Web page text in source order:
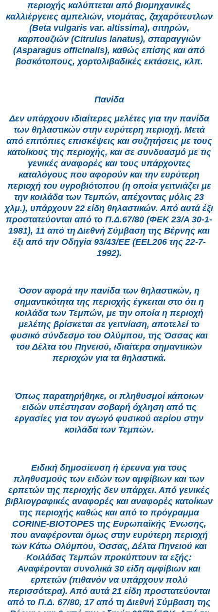
περιοχής καλύπτεται από βιομηχανικές
καλλιέργειες αμπελιών, ντομάτας, ζαχαρότευτλων
(Beta vulgaris var. altissima), σιτηρών,
καρπουζιών (Citrulus lanatus), σπαραγγιών
(Asparagus officinalis), καθώς επίσης και από
βοσκότοπους, χορτολιβαδικές εκτάσεις, κλπ.
Πανίδα
Δεν υπάρχουν ιδιαίτερες μελέτες για την πανίδα
των θηλαστικών στην ευρύτερη περιοχή. Μετά
από επιτόπιες επισκέψεις και συζητήσεις με τους
κατοίκους της περιοχής, και σε συνδυασμό με τις
γενικές αναφορές και τους υπάρχοντες
καταλόγους που αφορούν και την ευρύτερη
περιοχή του υγροβιότοπου (η οποία γειτνιάζει με
την κοιλάδα των Τεμπών, απέχοντας μόλις 23
χλμ.), υπάρχουν 22 είδη θηλαστικών. Από αυτά έξι
προστατεύονται από το Π.Δ.67/80 (ΦΕΚ 23/Α 30-1-
1981), 11 από τη Διεθνή Σύμβαση της Βέρνης και
έξι από την Οδηγία 93/43/ΕΕ (ΕΕL206 της 22-7-
1992).
Όσον αφορά την πανίδα των θηλαστικών, η
σημαντικότητα της περιοχής έγκειται στο ότι η
κοιλάδα των Τεμπών, με την οποία η περιοχή
μελέτης βρίσκεται σε γειτνίαση, αποτελεί το
φυσικό σύνδεσμο του Ολύμπου, της Όσσας και
του Δέλτα του Πηνειού, ιδιαίτερα σημαντικών
περιοχών για τα θηλαστικά.
Όπως παρατηρήθηκε, οι πληθυσμοί κάποιων
ειδών υπέστησαν σοβαρή όχληση από τις
εργασίες για τον αγωγό φυσικού αερίου στην
κοιλάδα των Τεμπών.
Ειδική δημοσίευση ή έρευνα για τους
πληθυσμούς των ειδών των αμφίβιων και των
ερπετών της περιοχής δεν υπάρχει. Από γενικές
βιβλιογραφικές αναφορές και αναφορές κατοίκων
της περιοχής καθώς και από το πρόγραμμα
CORINE-BIOTOPES της Ευρωπαϊκής Ένωσης,
που αναφέρονται όμως στην ευρύτερη περιοχή
των Κάτω Ολύμπου, Όσσας, Δέλτα Πηνειού και
Κοιλάδας Τεμπών προκύπτουν τα εξής:
Αναφέρονται συνολικά 30 είδη αμφίβιων και
ερπετών (πιθανόν να υπάρχουν πολύ
περισσότερα). Από αυτά 21 είδη προστατεύονται
από το Π.Δ. 67/80, 17 από τη Διεθνή Σύμβαση της